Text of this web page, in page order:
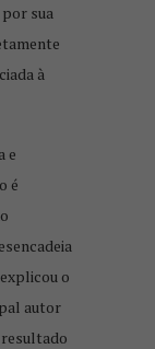
por sua
à
e
é
o
autor
resultado